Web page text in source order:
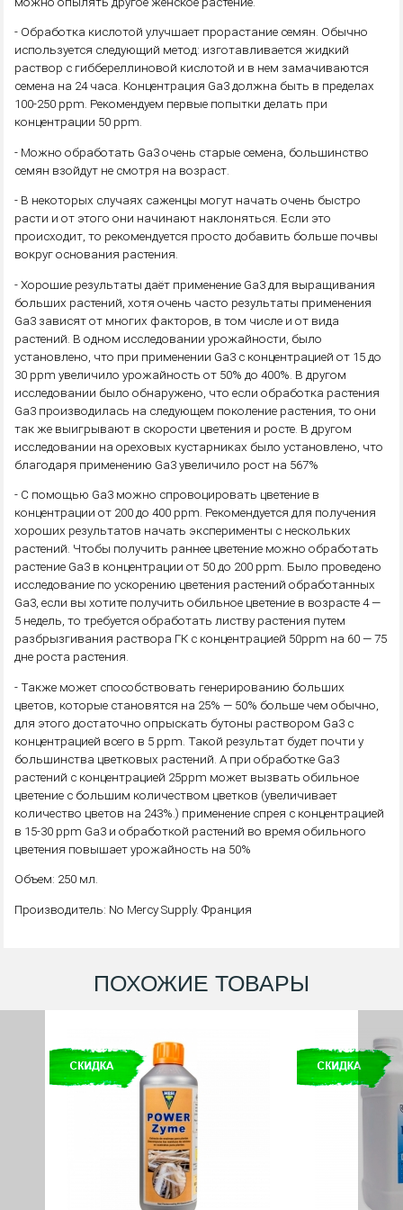
- Обработка кислотой улучшает прорастание семян. Обычно
используется следующий метод: изготавливается жидкий
раствор с гиббереллиновой кислотой и в нем замачиваются
семена на 24 часа. Концентрация Ga3 должна быть в пределах
100-250 ppm. Рекомендуем первые попытки делать при
концентрации 50 ppm.
- Можно обработать Ga3 очень старые семена, большинство
семян взойдут не смотря на возраст.
- В некоторых случаях саженцы могут начать очень быстро
расти и от этого они начинают наклоняться. Если это
происходит, то рекомендуется просто добавить больше почвы
вокруг основания растения.
- Хорошие результаты даёт применение Ga3 для выращивания
больших растений, хотя очень часто результаты применения
Ga3 зависят от многих факторов, в том числе и от вида
растений. В одном исследовании урожайности, было
установлено, что при применении Ga3 с концентрацией от 15 до
30 ppm увеличило урожайность от 50% до 400%. В другом
исследовании было обнаружено, что если обработка растения
Ga3 производилась на следующем поколение растения, то они
так же выигрывают в скорости цветения и росте. В другом
исследовании на ореховых кустарниках было установлено, что
благодаря применению Ga3 увеличило рост на 567%
- С помощью Ga3 можно спровоцировать цветение в
концентрации от 200 до 400 ppm. Рекомендуется для получения
хороших результатов начать эксперименты с нескольких
растений. Чтобы получить раннее цветение можно обработать
растение Ga3 в концентрации от 50 до 200 ppm. Было проведено
исследование по ускорению цветения растений обработанных
Ga3, если вы хотите получить обильное цветение в возрасте 4 —
5 недель, то требуется обработать листву растения путем
разбрызгивания раствора ГК с концентрацией 50ppm на 60 — 75
дне роста растения.
- Также может способствовать генерированию больших
цветов, которые становятся на 25% — 50% больше чем обычно,
для этого достаточно опрыскать бутоны раствором Ga3 с
концентрацией всего в 5 ppm. Такой результат будет почти у
большинства цветковых растений. А при обработке Ga3
растений с концентрацией 25ppm может вызвать обильное
цветение с большим количеством цветков (увеличивает
количество цветов на 243%.) применение спрея с концентрацией
в 15-30 ppm Ga3 и обработкой растений во время обильного
цветения повышает урожайность на 50%
Объем: 250 мл.
Производитель: No Mercy Supply. Франция
ПОХОЖИЕ ТОВАРЫ